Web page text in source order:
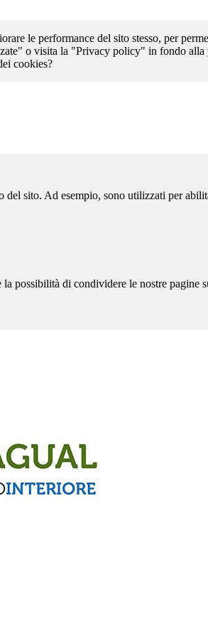
le performance del sito stesso, per
o visita la "Privacy policy" in fondo
cookies?
sito. Ad esempio, sono utilizzati per
possibilità di condividere le nostre